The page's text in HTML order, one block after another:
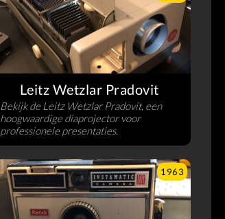
Leitz Wetzlar Pradovit
Bekijk de Leitz Wetzlar Pradovit, een
hoogwaardige diaprojector voor
professionele presentaties.
1963